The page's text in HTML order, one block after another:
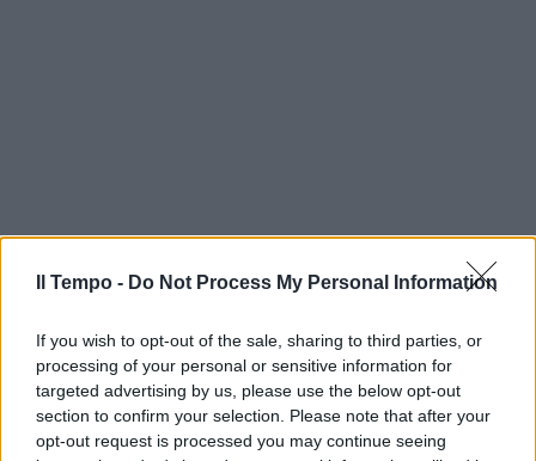
Il Tempo - Do Not Process My Personal Information
If you wish to opt-out of the sale, sharing to third parties, or
processing of your personal or sensitive information for
targeted advertising by us, please use the below opt-out
section to confirm your selection. Please note that after your
opt-out request is processed you may continue seeing